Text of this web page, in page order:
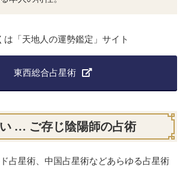
は「天地人の運勢鑑定」サイト
東西総合占星術
… ご存じ陰陽師の占術
占星術、中国占星術などあらゆる占星術